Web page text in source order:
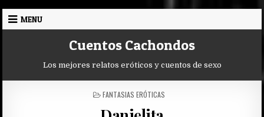
Skip
MENU
Cuentos Cachondos
Los mejores relatos eróticos y cuentos de sexo
POSTED
FANTASIAS ERÓTICAS